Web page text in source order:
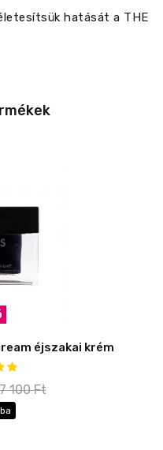
hatását a THE
éjszakai krém
100 Ft